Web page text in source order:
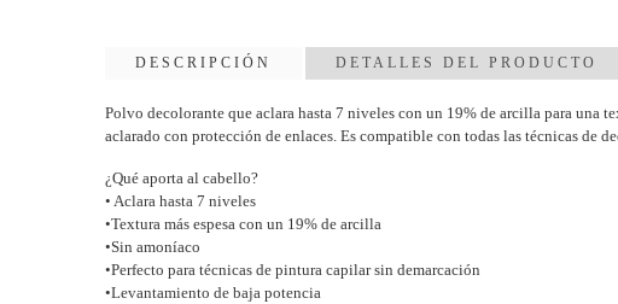
DESCRIPCIÓN DETALLES DEL PRODUCTO
Polvo decolorante que aclara hasta 7 niveles con un 19% de arcilla para una
aclarado con protección de enlaces. Es compatible con todas las técnicas de
¿Qué aporta al cabello?
• Aclara hasta 7 niveles
•Textura más espesa con un 19% de arcilla
•Sin amoníaco
•Perfecto para técnicas de pintura capilar sin demarcación
•Levantamiento de baja potencia